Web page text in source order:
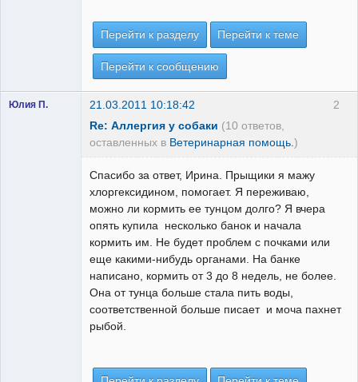
Перейти к разделу Перейти к теме
Перейти к сообщению
2
Юлия П.
21.03.2011 10:18:42
Re: Аллергия у собаки (10 ответов,
оставленных в Ветеринарная помощь. )
Спасибо за ответ, Ирина. Прыщики я мажу
хлоргексидином, помогает. Я переживаю,
можно ли кормить ее тунцом долго? Я вчера
опять купила несколько банок и начала
кормить им. Не будет проблем с почками или
еще какими-нибудь органами. На банке
написано, кормить от 3 до 8 недель, не более.
Она от тунца больше стала пить воды,
соответственной больше писает и моча пахнет
рыбой.